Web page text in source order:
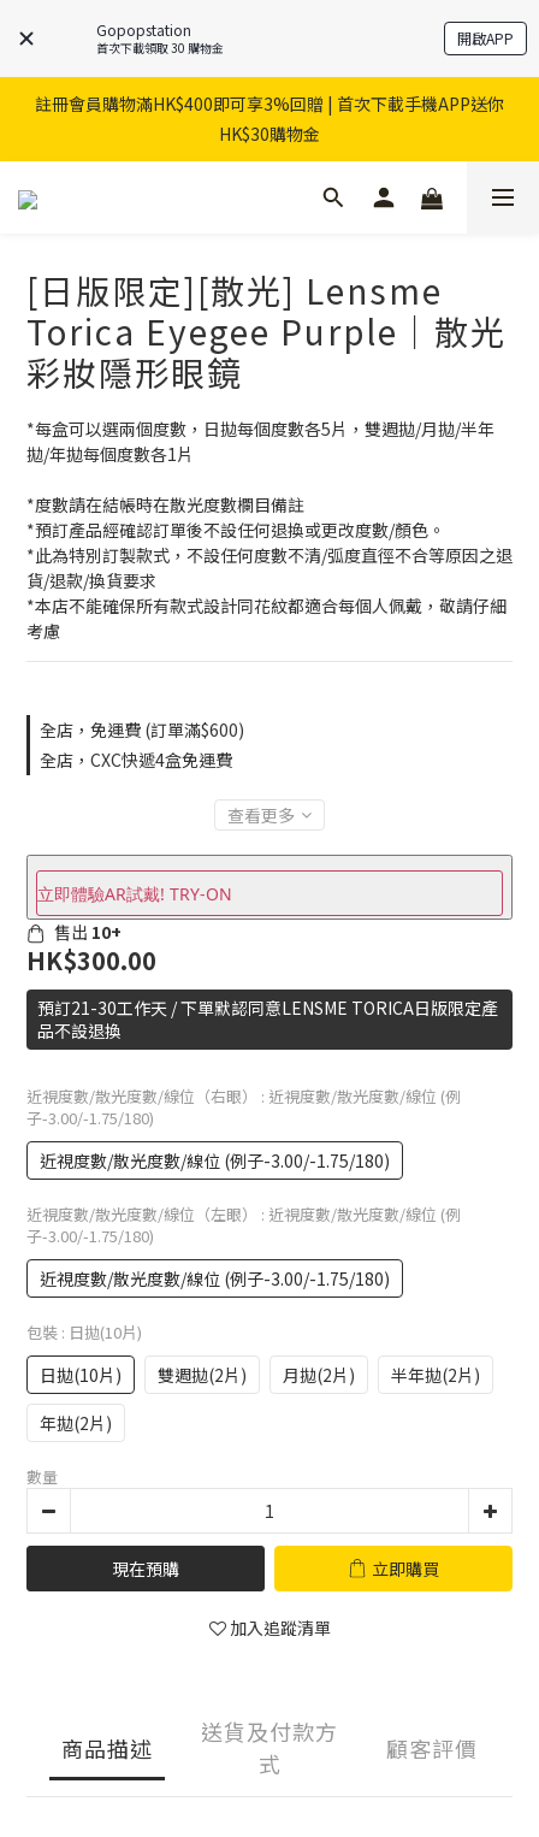
Gopopstation
首次下載領取 30 購物金 開啟APP
註冊會員購物滿HK$400即可享3%回贈 | 首次下載手機APP送你
HK$30購物金
[日版限定][散光] Lensme
Torica Eyegee Purple｜散光
彩妝隱形眼鏡
*每盒可以選兩個度數，日拋每個度數各5片，雙週拋/月拋/半年
拋/年拋每個度數各1片
*度數請在結帳時在散光度數欄目備註
*預訂產品經確認訂單後不設任何退換或更改度數/顏色。
*此為特別訂製款式，不設任何度數不清/弧度直徑不合等原因之退
貨/退款/換貨要求
*本店不能確保所有款式設計同花紋都適合每個人佩戴，敬請仔細
考慮
全店，免運費 (訂單滿$600)
全店，CXC快遞4盒免運費
查看更多
立即體驗AR試戴! TRY-ON
售出 10+
HK$300.00
預訂21-30工作天 / 下單默認同意LENSME TORICA日版限定產
品不設退換
近視度數/散光度數/線位（右眼） : 近視度數/散光度數/線位 (例
子-3.00/-1.75/180)
近視度數/散光度數/線位 (例子-3.00/-1.75/180)
近視度數/散光度數/線位（左眼） : 近視度數/散光度數/線位 (例
子-3.00/-1.75/180)
近視度數/散光度數/線位 (例子-3.00/-1.75/180)
包裝 : 日拋(10片)
日拋(10片) 雙週拋(2片) 月拋(2片)
半年拋(2片)
年拋(2片)
數量
現在預購 立即購買
加入追蹤清單
商品描述
送貨及付款方
式
顧客評價